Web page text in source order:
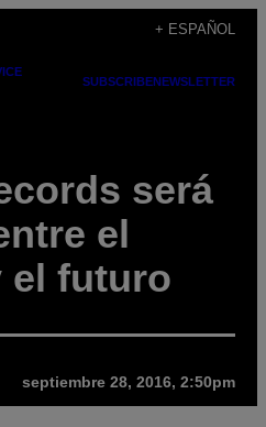
+ ESPAÑOL
SUBSCRIBENEWSLETTER
será
el
el futuro
septiembre 28, 2016, 2:50pm